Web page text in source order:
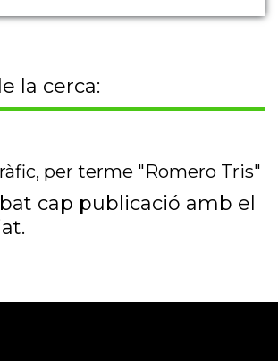
la cerca:
per terme "Romero Tris"
cap publicació amb el